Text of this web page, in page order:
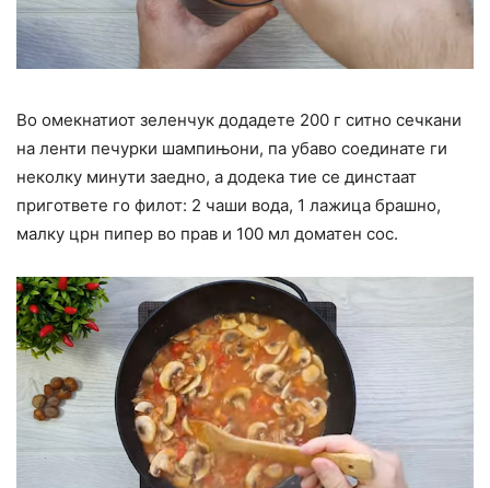
Во омекнатиот зеленчук додадете 200 г ситно сечкани
на ленти печурки шампињони, па убаво соединате ги
неколку минути заедно, а додека тие се динстаат
пригответе го филот: 2 чаши вода, 1 лажица брашно,
малку црн пипер во прав и 100 мл доматен сос.